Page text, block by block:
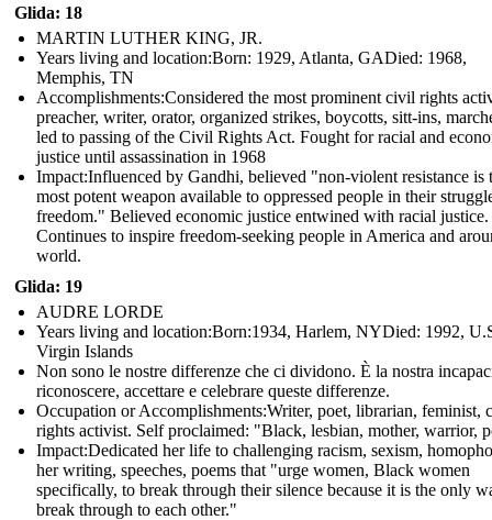
Glida: 18
MARTIN LUTHER KING, JR.
Years living and location:Born: 1929, Atlanta, GADied: 1968,
Memphis, TN
Accomplishments: Considered the most prominent civil rights
preacher, writer, orator, organized strikes, boycotts, sitt-ins,
led to passing of the Civil Rights Act. Fought for racial and
justice until assassination in 1968
Impact: Influenced by Gandhi, believed "non-violent resistance is
most potent weapon available to oppressed people in their
freedom." Believed economic justice entwined with racial justice.
Continues to inspire freedom-seeking people in America and
world.
Glida: 19
AUDRE LORDE
Years living and location:Born:1934, Harlem, NYDied: 1992,
Virgin Islands
Non sono le nostre differenze che ci dividono. È la nostra
riconoscere, accettare e celebrare queste differenze.
Occupation or Accomplishments: Writer, poet, librarian, feminist,
rights activist. Self proclaimed: "Black, lesbian, mother, warrior,
Impact:Dedicated her life to challenging racism, sexism,
her writing, speeches, poems that "urge women, Black women
specifically, to break through their silence because it is the only
break through to each other."